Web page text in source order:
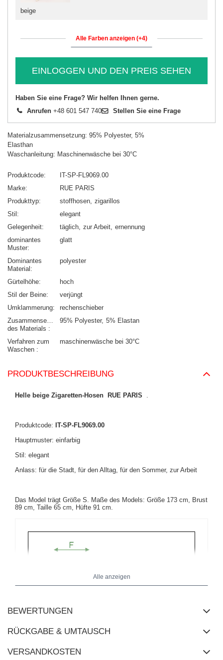
beige
Alle Farben anzeigen (+4)
EINLOGGEN UND DEN PREIS SEHEN
Haben Sie eine Frage? Wir helfen Ihnen gerne.
Anrufen +48 601 547 740 Stellen Sie eine Frage
Materialzusammensetzung: 95% Polyester, 5%
Elasthan
Waschanleitung: Maschinenwäsche bei 30°C
Produktcode
IT-SP-FL9069.00
Marke
RUE PARIS
Produkttyp
stoffhosen zigarillos
Stil
elegant
Gelegenheit
täglich zur Arbeit ernennung
dominantes
Muster
glatt
Dominantes
Material
polyester
Gürtelhöhe
hoch
Stil der Beine
verjüngt
Umklammerung
rechenschieber
Zusammensetzung
des Materials
95% Polyester 5% Elastan
Verfahren zum
Waschen
maschinenwäsche bei 30°C
PRODUKTBESCHREIBUNG
Helle beige Zigaretten-Hosen RUE PARIS .
Produktcode: IT-SP-FL9069.00
Hauptmuster: einfarbig
Stil: elegant
Anlass: für die Stadt, für den Alltag, für den Sommer, zur Arbeit
Das Model trägt Größe S. Maße des Models: Größe 173 cm, Brust
89 cm, Taille 65 cm, Hüfte 91 cm.
Alle anzeigen
BEWERTUNGEN
RÜCKGABE & UMTAUSCH
VERSANDKOSTEN